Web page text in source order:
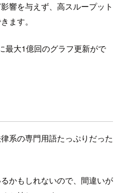
響を与えず、高スループット
ます。
最大1億回のグラフ更新がで
系の専門用語たっぷりだった
かもしれないので、間違いが